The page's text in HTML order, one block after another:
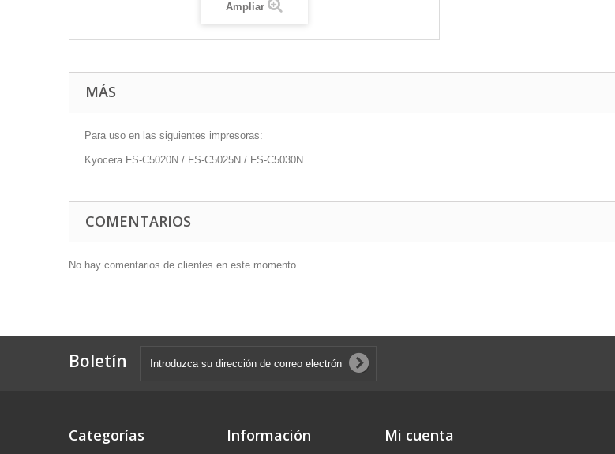
Ampliar
MÁS
Para uso en las siguientes impresoras:
Kyocera FS-C5020N / FS-C5025N / FS-C5030N
COMENTARIOS
No hay comentarios de clientes en este momento.
Boletín
Categorías Información Mi cuenta